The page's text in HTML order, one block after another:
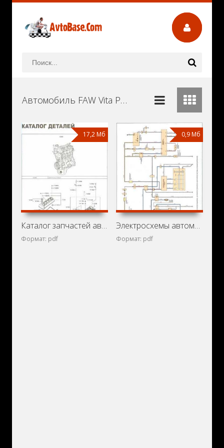
Автомобиль FAW Vita Руководства и Инструкции по Ремонту и Эксплуатации Скачать Бесплатно
17,2 Мб
Каталог запчастей автомобилей FAW Vita и FAW Vita C1 (2007-)
Формат: pdf
0,9 Мб
Электросхемы автомобилей FAW Vita и FAW Vita C1 (2007-)
Формат: pdf